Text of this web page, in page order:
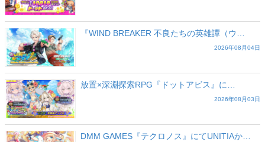
『WIND BREAKER 不良たちの英雄譚（ウ…
2026年08月04日
放置×深淵探索RPG『ドットアビス』に…
2026年08月03日
DMM GAMES『テクロノス』にてUNITIAか…